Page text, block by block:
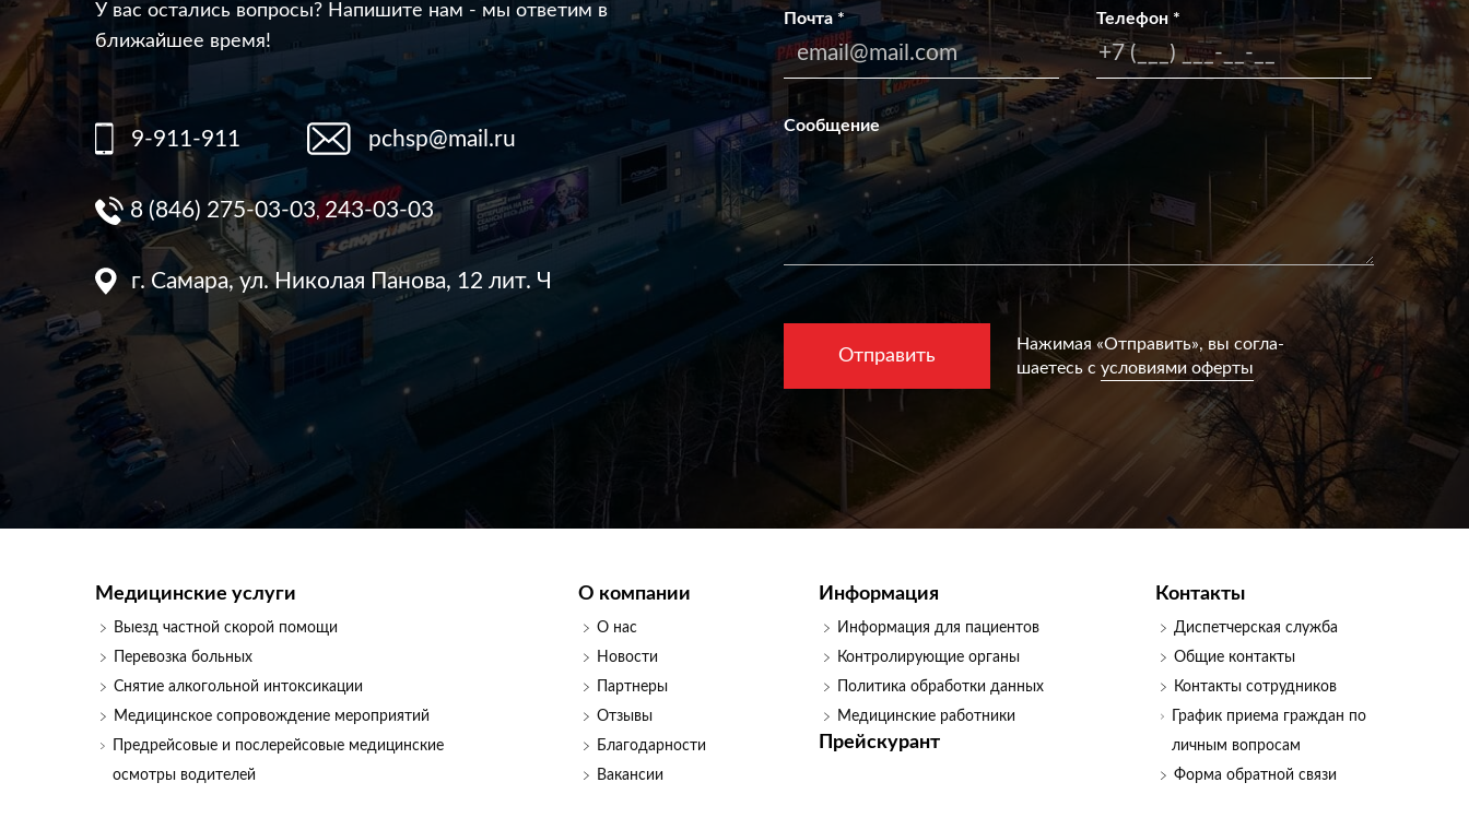
У вас остались вопросы? Напишите нам - мы ответим в
ближайшее время!
9-911-911 pchsp@mail.ru
8 (846) 275-03-03, 243-03-03
г. Самара, ул. Николая Панова, 12 лит. Ч
Почта * Телефон *
Сообщение
Нажимая «Отправить», вы согла­
шаетесь с условиями оферты
Медицинские услуги
Выезд частной скорой помощи
Перевозка больных
Снятие алкогольной интоксикации
Медицинское сопровождение мероприятий
Предрейсовые и послерейсовые медицинские
осмотры водителей
О компании
О нас
Новости
Партнеры
Отзывы
Благодарности
Вакансии
Информация
Информация для пациентов
Контролирующие органы
Политика обработки данных
Медицинские работники
Прейскурант
Контакты
Диспетчерская служба
Общие контакты
Контакты сотрудников
График приема граждан по
личным вопросам
Форма обратной связи